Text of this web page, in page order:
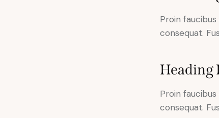
Proin
consequat.
Heading
Proin
consequat.